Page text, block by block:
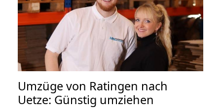
Umzüge von Ratingen nach
Uetze: Günstig umziehen